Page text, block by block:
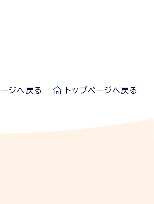
ジへ戻る トップページへ戻る